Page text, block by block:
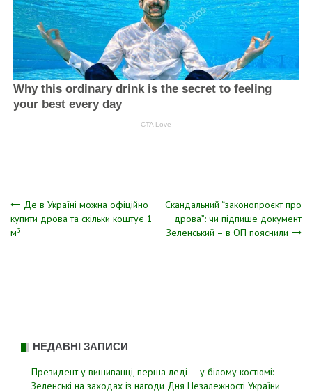
Навігація
записів
Де в Україні можна офіційно
купити дрова та скільки коштує 1
м³
Скандальний “законопроєкт про
дрова”: чи підпише документ
Зеленський – в ОП пояснили
НЕДАВНІ ЗАПИСИ
Президент у вишиванці, перша леді — у білому костюмі:
Зеленські на заходах із нагоди Дня Незалежності України